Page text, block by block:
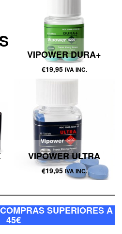
VIPOWER DURA+
€19,95 IVA INC.
VIPOWER ULTRA
€19,95 IVA INC.
SUPERIORES A
45€